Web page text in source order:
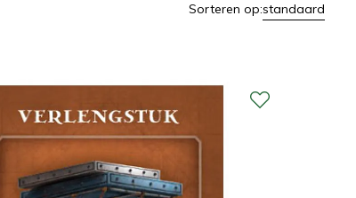
Sorteren op:standaard